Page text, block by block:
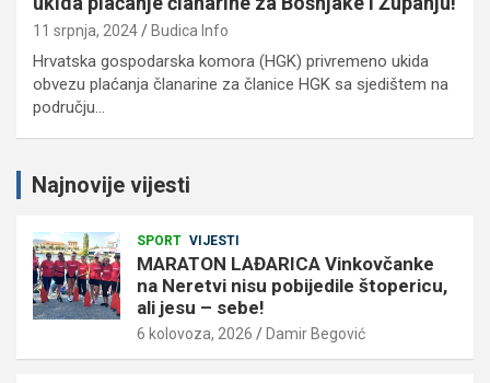
11 srpnja, 2024 Budica Info
Hrvatska gospodarska komora (HGK) privremeno ukida
obvezu plaćanja članarine za članice HGK sa sjedištem na
području…
Najnovije vijesti
SPORT VIJESTI
MARATON LAĐARICA Vinkovčanke
na Neretvi nisu pobijedile štopericu,
ali jesu – sebe!
6 kolovoza, 2026 Damir Begović